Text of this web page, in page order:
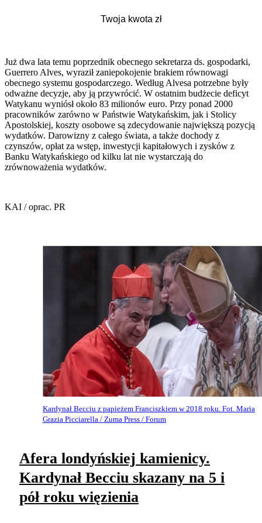
Już dwa lata temu poprzednik obecnego sekretarza ds. gospodarki,
Guerrero Alves, wyraził zaniepokojenie brakiem równowagi
obecnego systemu gospodarczego. Według Alvesa potrzebne były
odważne decyzje, aby ją przywrócić. W ostatnim budżecie deficyt
Watykanu wyniósł około 83 milionów euro. Przy ponad 2000
pracowników zarówno w Państwie Watykańskim, jak i Stolicy
Apostolskiej, koszty osobowe są zdecydowanie największą pozycją
wydatków. Darowizny z całego świata, a także dochody z
czynszów, opłat za wstęp, inwestycji kapitałowych i zysków z
Banku Watykańskiego od kilku lat nie wystarczają do
zrównoważenia wydatków.
KAI / oprac. PR
Kardynał Becciu z papieżem Franciszkiem w 2018 roku. Fot. Maria
Grazia Picciarella / Zuma Press / Forum
Afera londyńskiej kamienicy.
Kardynał Becciu skazany na 5 i
pół roku więzienia